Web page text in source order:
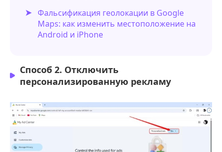
Фальсификация геолокации в Google
Maps: как изменить местоположение на
Android и iPhone
Способ 2. Отключить
персонализированную рекламу